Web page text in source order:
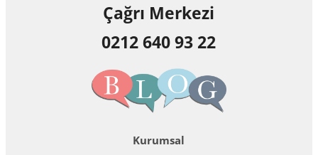
Çağrı Merkezi
0212 640 93 22
Kurumsal